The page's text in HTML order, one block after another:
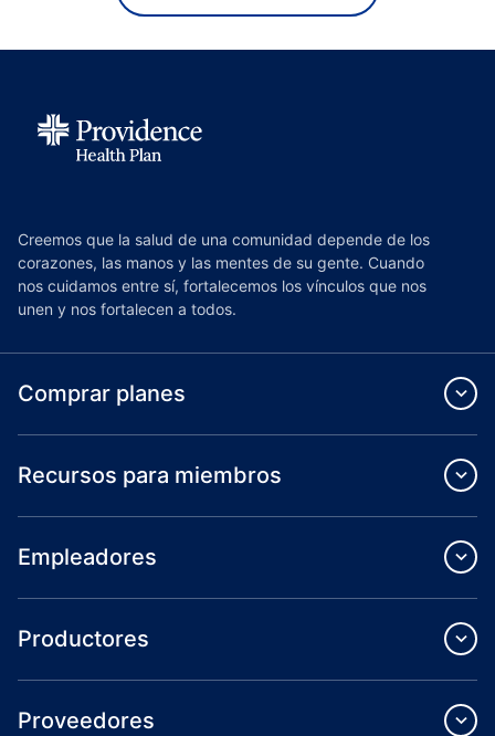
Creemos que la salud de una comunidad depende de los
corazones, las manos y las mentes de su gente. Cuando
nos cuidamos entre sí, fortalecemos los vínculos que nos
unen y nos fortalecen a todos.
Comprar planes
Recursos para miembros
Empleadores
Productores
Proveedores